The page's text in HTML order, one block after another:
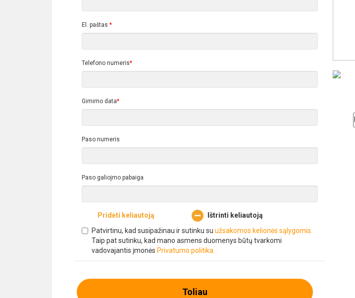
El. paštas *
Telefono numeris*
Gimimo data*
Paso numeris
Paso galiojmo pabaiga
Pridėti keliautoją
Ištrinti keliautoją
Patvirtinu, kad susipažinau ir sutinku su užsakomos kelionės sąlygomis.
Taip pat sutinku, kad mano asmens duomenys būtų tvarkomi
vadovajantis įmonės Privatumo politika.
Toliau